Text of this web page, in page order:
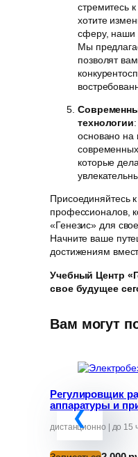
стремитесь
хотите
сферу, наши
Мы
позволят
технологии
основано на
которые
Присоединяйтесь
профессионалов,
«Генезис» для
Начните ваше
достижениям
Учебный Центр
свое будущее
Вам могут
Регулировщик
аппаратуры и
дистанционно | до 15